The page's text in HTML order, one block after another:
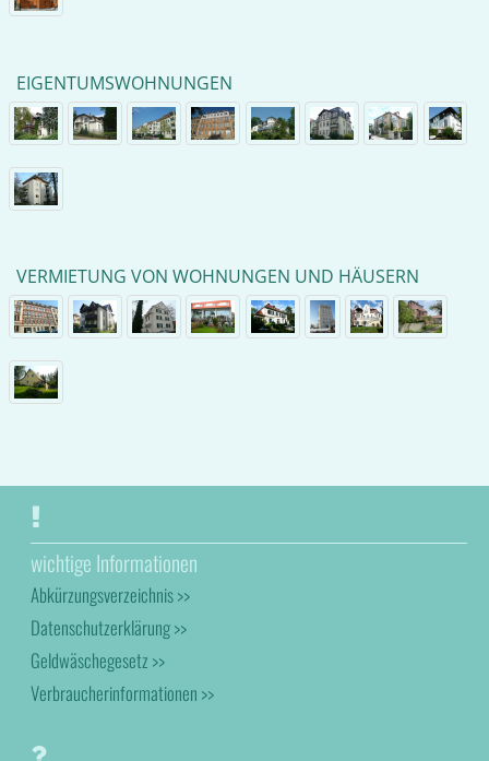
EIGENTUMSWOHNUNGEN
VERMIETUNG VON WOHNUNGEN UND HÄUSERN
wichtige Informationen
Abkürzungsverzeichnis >>
Datenschutzerklärung >>
Geldwäschegesetz >>
Verbraucherinformationen >>